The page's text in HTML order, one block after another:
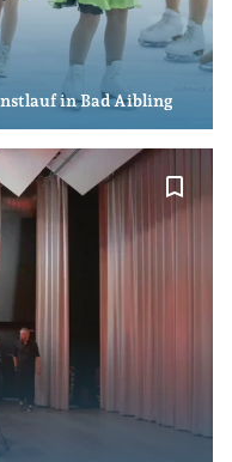
in Bad Aibling
bookmark_border